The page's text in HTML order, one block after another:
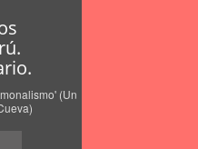
(Un